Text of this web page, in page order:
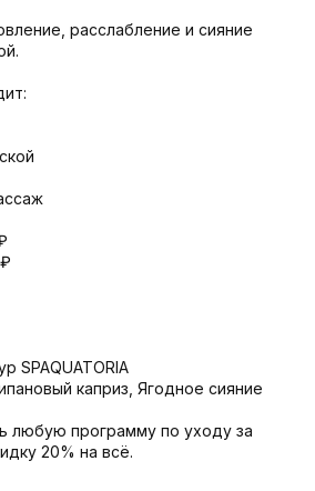
расслабление и сияние
SPAQUATORIA
каприз, Ягодное сияние
любую программу по уходу за
20% на всё.